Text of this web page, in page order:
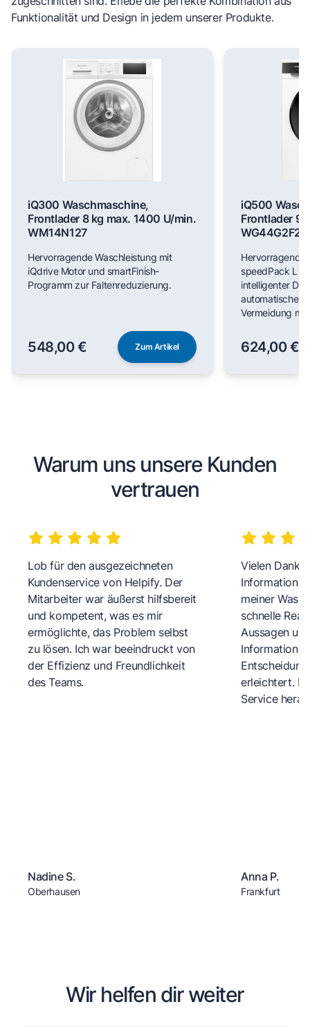
Funktionalität und Design in jedem unserer Produkte.
iQ300 Waschmaschine,
Frontlader 8 kg max. 1400 U/min.
WM14N127
Hervorragende Waschleistung mit
iQdrive Motor und smartFinish-
Programm zur Faltenreduzierung.
548,00 € Zum Artikel
iQ500
Frontlader 9
WG44G2F22
Hervorragende
speedPack L
intelligenter
automatischer
Vermeidung
624,00 €
Warum uns unsere Kunden
vertrauen
Lob für den ausgezeichneten
Kundenservice von Helpify. Der
Mitarbeiter war äußerst hilfsbereit
und kompetent, was es mir
ermöglichte, das Problem selbst
zu lösen. Ich war beeindruckt von
der Effizienz und Freundlichkeit
des Teams.
Nadine S.
Oberhausen
Vielen Dank
meiner
schnelle
Aussagen
erleichtert.
Service
Anna P.
Frankfurt
Wir helfen dir weiter